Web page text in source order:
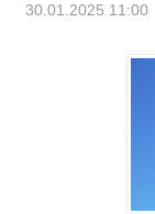
30.01.2025 11:00